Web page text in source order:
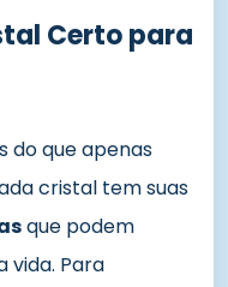
Certo para
do que apenas
cristal tem suas
que podem
vida. Para